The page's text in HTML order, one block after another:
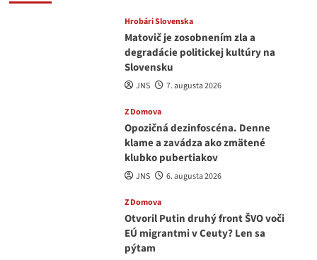
Hrobári Slovenska
Matovič je zosobnením zla a
degradácie politickej kultúry na
Slovensku
JNS 7. augusta 2026
Z Domova
Opozičná dezinfoscéna. Denne
klame a zavádza ako zmätené
klubko pubertiakov
JNS 6. augusta 2026
Z Domova
Otvoril Putin druhý front ŠVO voči
EÚ migrantmi v Ceuty? Len sa
pýtam